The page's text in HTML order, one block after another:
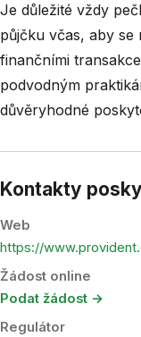
Je důležité vždy
půjčku včas, aby se
finančními
podvodným
důvěryhodné
Kontakty
Web
https://
Žádost online
Podat žádost →
Regulátor